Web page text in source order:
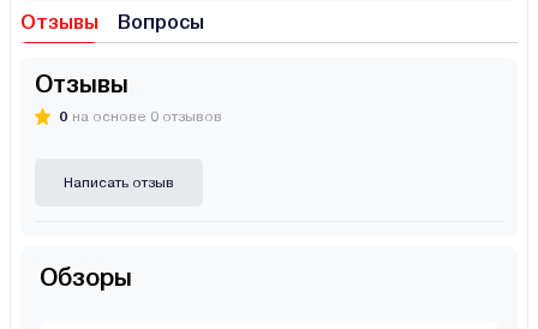
Отзывы Вопросы
Отзывы
0 на основе 0 отзывов
Написать отзыв
Обзоры